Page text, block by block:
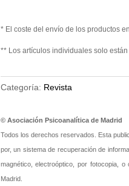
82)
Lacan)
partir
revisiones
de
sobre
este
José
Guillermo
Martínez
Verdú
(nº
cantidad
* El coste del envío de los productos
** Los artículos individuales solo
Categoría: Revista
© Asociación Psicoanalítica de Madrid
Todos los derechos reservados. Esta
por, un sistema de recuperación de
magnético, electroóptico, por fotocopia,
Madrid.